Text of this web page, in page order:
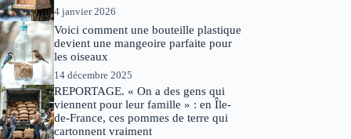
4 janvier 2026
Voici comment une bouteille plastique
devient une mangeoire parfaite pour
les oiseaux
14 décembre 2025
REPORTAGE. « On a des gens qui
viennent pour leur famille » : en Île-
de-France, ces pommes de terre qui
cartonnent vraiment